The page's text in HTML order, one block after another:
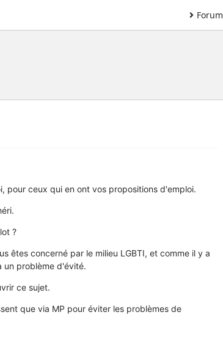
Forum
pour ceux qui en ont vos propositions d'emploi.
?
êtes concerné par le milieu LGBTI, et comme il y a
un problème d'évité.
ce sujet.
que via MP pour éviter les problèmes de